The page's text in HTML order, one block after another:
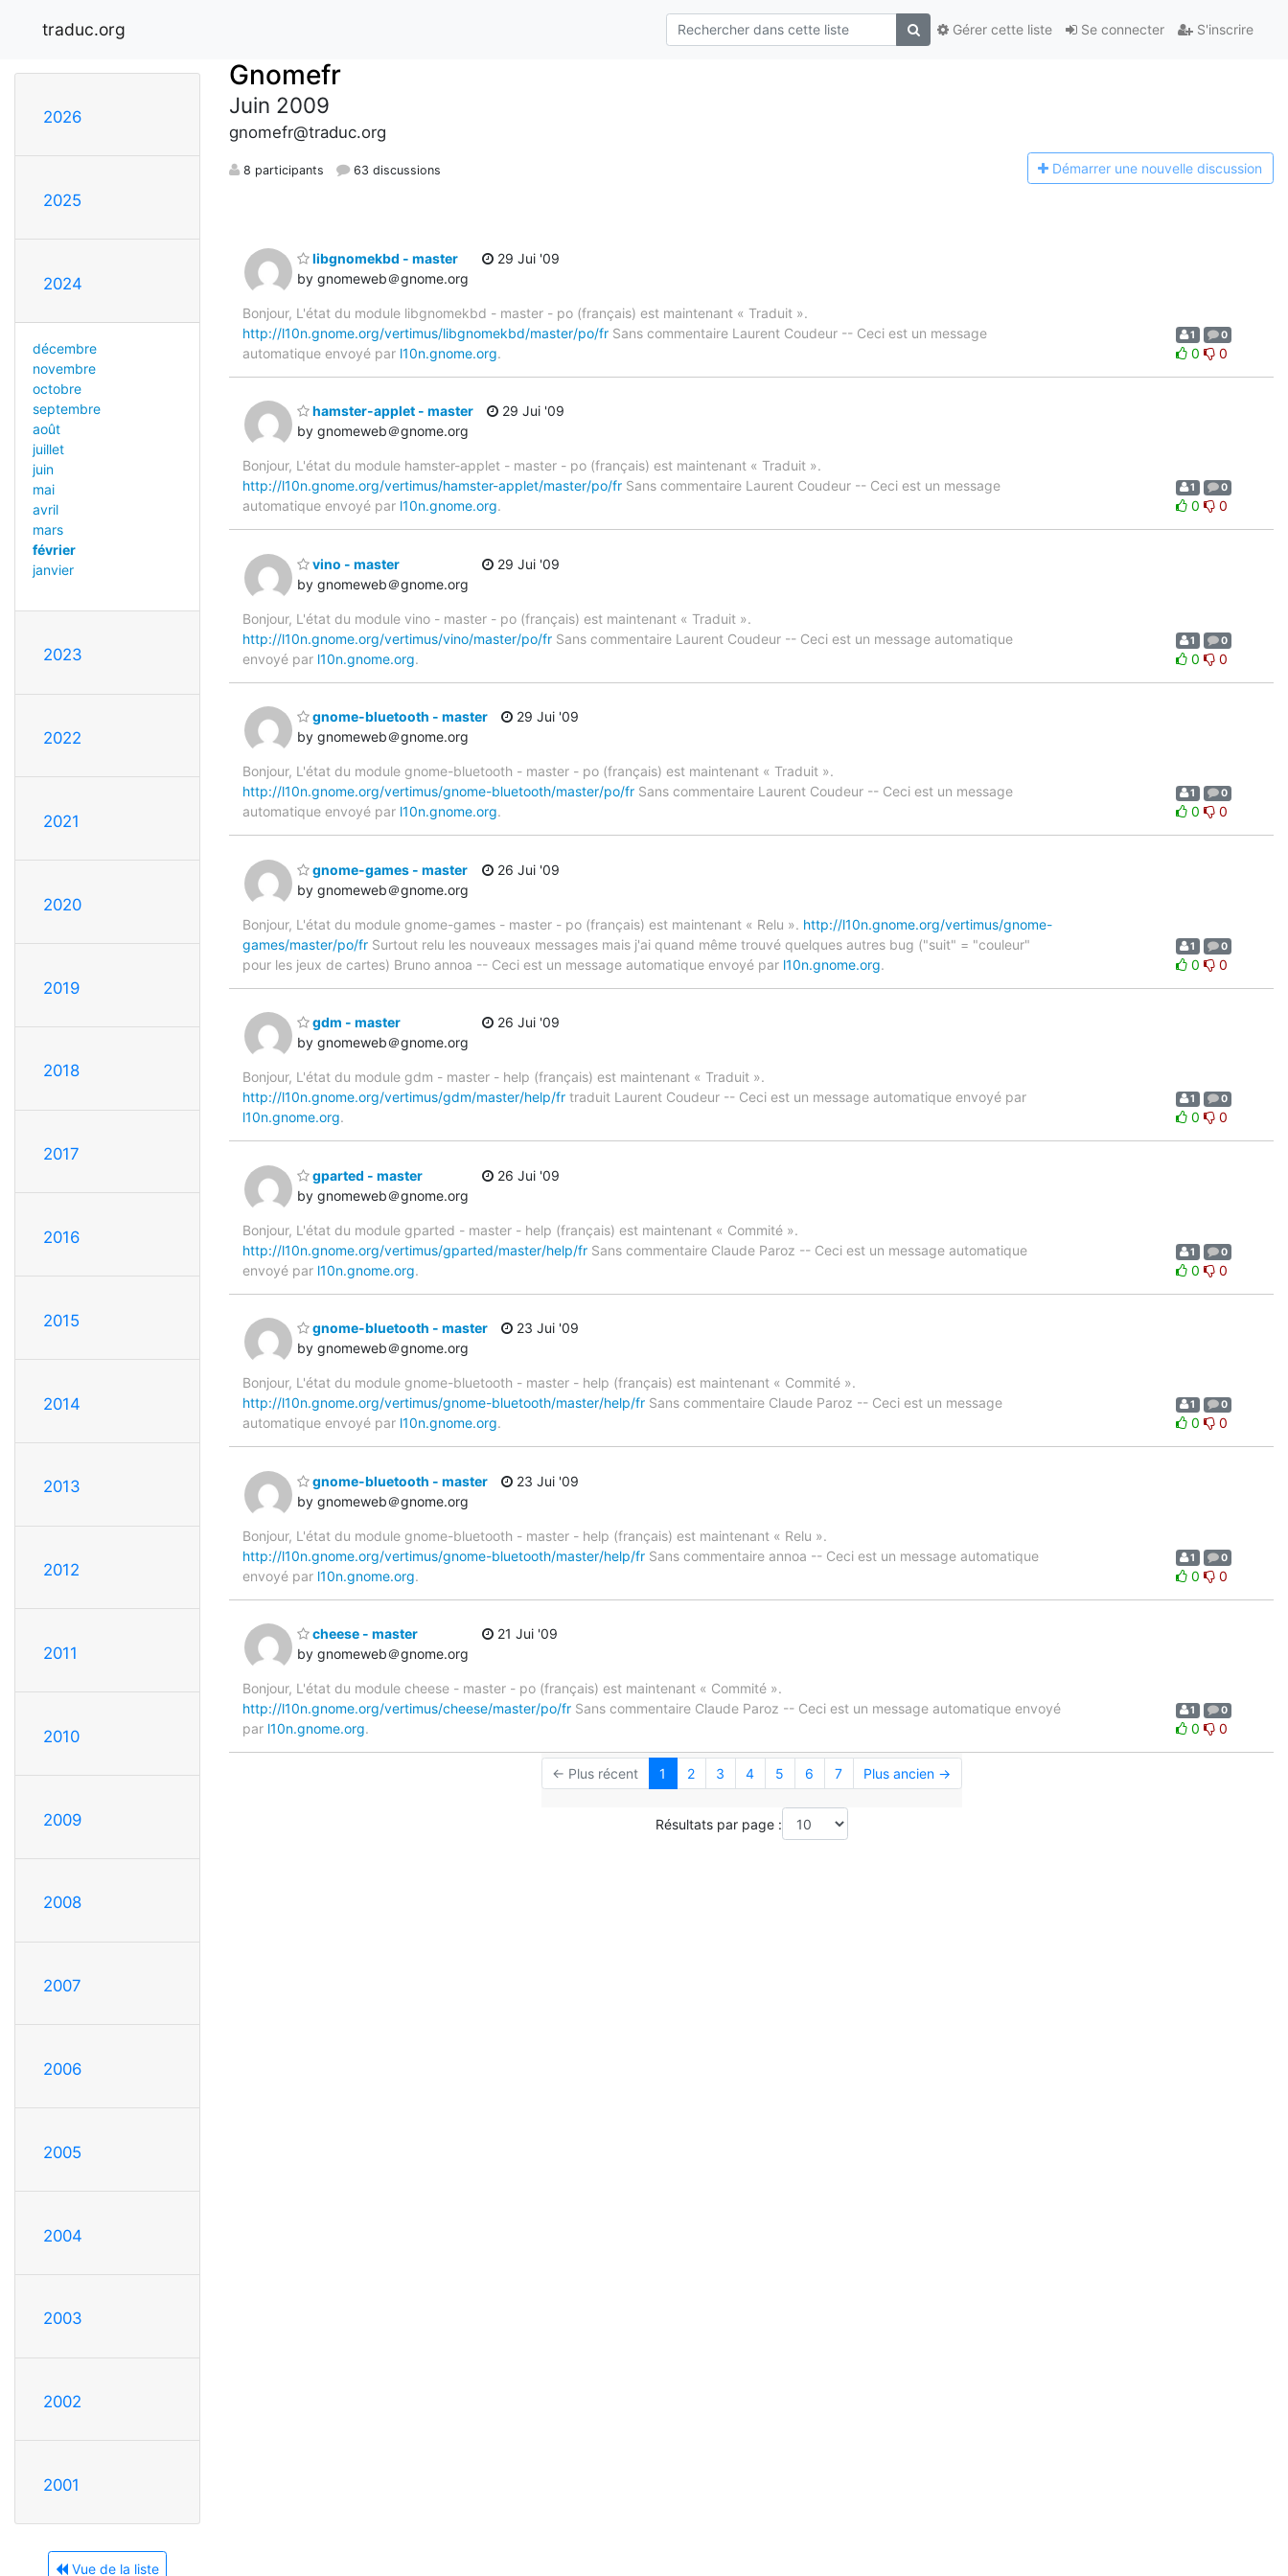
traduc.org Se connecter S'inscrire
Gérer cette liste
2026
2025
2024
décembre
novembre
octobre
septembre
août
juillet
juin
mai
avril
mars
février
janvier
2023
2022
2021
2020
2019
2018
2017
2016
2015
2014
2013
2012
2011
2010
2009
2008
2007
2006
2005
2004
2003
2002
2001
Vue de la liste
Gnomefr
Juin 2009
gnomefr@traduc.org
8 participants 63 discussions Démarrer une nouvelle discussion
libgnomekbd - master
by gnomeweb＠gnome.org
29 Jui '09
Bonjour, L'état du module libgnomekbd - master - po (français) est maintenant « Traduit ».
http://l10n.gnome.org/vertimus/libgnomekbd/master/po/fr Sans commentaire Laurent Coudeur -- Ceci est un message
automatique envoyé par l10n.gnome.org.
1 0
0 0
hamster-applet - master
by gnomeweb＠gnome.org
29 Jui '09
Bonjour, L'état du module hamster-applet - master - po (français) est maintenant « Traduit ».
http://l10n.gnome.org/vertimus/hamster-applet/master/po/fr Sans commentaire Laurent Coudeur -- Ceci est un message
automatique envoyé par l10n.gnome.org.
1 0
0 0
vino - master
by gnomeweb＠gnome.org
29 Jui '09
Bonjour, L'état du module vino - master - po (français) est maintenant « Traduit ».
http://l10n.gnome.org/vertimus/vino/master/po/fr Sans commentaire Laurent Coudeur -- Ceci est un message automatique
envoyé par l10n.gnome.org.
1 0
0 0
gnome-bluetooth - master
by gnomeweb＠gnome.org
29 Jui '09
Bonjour, L'état du module gnome-bluetooth - master - po (français) est maintenant « Traduit ».
http://l10n.gnome.org/vertimus/gnome-bluetooth/master/po/fr Sans commentaire Laurent Coudeur -- Ceci est un message
automatique envoyé par l10n.gnome.org.
1 0
0 0
gnome-games - master
by gnomeweb＠gnome.org
26 Jui '09
Bonjour, L'état du module gnome-games - master - po (français) est maintenant « Relu ». http://l10n.gnome.org/vertimus/gnome-
games/master/po/fr Surtout relu les nouveaux messages mais j'ai quand même trouvé quelques autres bug ("suit" = "couleur"
pour les jeux de cartes) Bruno annoa -- Ceci est un message automatique envoyé par l10n.gnome.org.
1 0
0 0
gdm - master
by gnomeweb＠gnome.org
26 Jui '09
Bonjour, L'état du module gdm - master - help (français) est maintenant « Traduit ».
http://l10n.gnome.org/vertimus/gdm/master/help/fr traduit Laurent Coudeur -- Ceci est un message automatique envoyé par
l10n.gnome.org.
1 0
0 0
gparted - master
by gnomeweb＠gnome.org
26 Jui '09
Bonjour, L'état du module gparted - master - help (français) est maintenant « Commité ».
http://l10n.gnome.org/vertimus/gparted/master/help/fr Sans commentaire Claude Paroz -- Ceci est un message automatique
envoyé par l10n.gnome.org.
1 0
0 0
gnome-bluetooth - master
by gnomeweb＠gnome.org
23 Jui '09
Bonjour, L'état du module gnome-bluetooth - master - help (français) est maintenant « Commité ».
http://l10n.gnome.org/vertimus/gnome-bluetooth/master/help/fr Sans commentaire Claude Paroz -- Ceci est un message
automatique envoyé par l10n.gnome.org.
1 0
0 0
gnome-bluetooth - master
by gnomeweb＠gnome.org
23 Jui '09
Bonjour, L'état du module gnome-bluetooth - master - help (français) est maintenant « Relu ».
http://l10n.gnome.org/vertimus/gnome-bluetooth/master/help/fr Sans commentaire annoa -- Ceci est un message automatique
envoyé par l10n.gnome.org.
1 0
0 0
cheese - master
by gnomeweb＠gnome.org
21 Jui '09
Bonjour, L'état du module cheese - master - po (français) est maintenant « Commité ».
http://l10n.gnome.org/vertimus/cheese/master/po/fr Sans commentaire Claude Paroz -- Ceci est un message automatique envoyé
par l10n.gnome.org.
1 0
0 0
← Plus récent 1 2 3 4 5 6 7 Plus ancien →
Résultats par page :